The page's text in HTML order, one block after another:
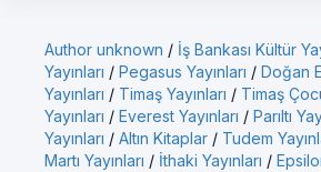
Author unknown / İş Bankası Kültür
Yayınları / Pegasus Yayınları / Doğan
Yayınları / Timaş Yayınları / Timaş
Yayınları / Everest Yayınları / Parıltı
Yayınları / Altın Kitaplar / Tudem
Martı Yayınları / İthaki Yayınları /